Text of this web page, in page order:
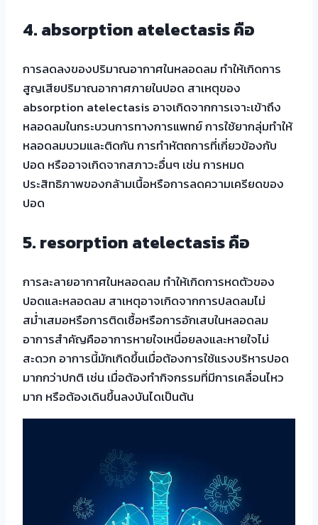
4. absorption atelectasis คือ
การลดลงของปริมาณอากาศในหลอดลม ทำให้เกิดการ
สูญเสียปริมาณอากาศภายในปอด สาเหตุของ
absorption atelectasis อาจเกิดจากการเจาะเข้าถึง
หลอดลมในกระบวนการทางการแพทย์ การใช้ยากลุ่มทำให้
หลอดลมบวมและติดกัน การทำหัตถการที่เกี่ยวข้องกับ
ปอด หรืออาจเกิดจากสภาวะอื่นๆ เช่น การหมด
ประสิทธิภาพของกล้ามเนื้อหรือการลดความเครียดของ
ปอด
5. resorption atelectasis คือ
การละลายอากาศในหลอดลม ทำให้เกิดการหดตัวของ
ปอดและหลอดลม สาเหตุอาจเกิดจากการปลดลมไม่
สม่ำเสมอหรือการติดเชื้อหรือการอักเสบในหลอดลม
อาการสำคัญคืออาการหายใจเหนื่อยลงและหายใจไม่
สะดวก อาการนี้มักเกิดขึ้นเมื่อต้องการใช้แรงบริหารปอด
มากกว่าปกติ เช่น เมื่อต้องทำกิจกรรมที่มีการเคลื่อนไหว
มาก หรือต้องเดินขึ้นลงบันไดเป็นต้น